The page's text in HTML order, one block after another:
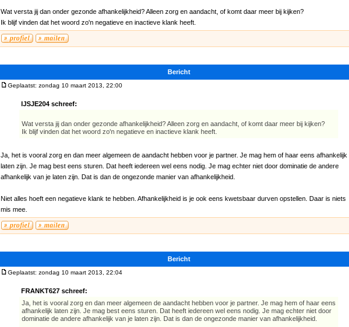
Wat versta jij dan onder gezonde afhankelijkheid? Alleen zorg en aandacht, of komt daar meer bij kijken?
Ik blijf vinden dat het woord zo'n negatieve en inactieve klank heeft.
Bericht
Geplaatst: zondag 10 maart 2013, 22:00
IJSJE204 schreef:
Wat versta jij dan onder gezonde afhankelijkheid? Alleen zorg en aandacht, of komt daar meer bij kijken?
Ik blijf vinden dat het woord zo'n negatieve en inactieve klank heeft.
Ja, het is vooral zorg en dan meer algemeen de aandacht hebben voor je partner. Je mag hem of haar eens afhankelijk
laten zijn. Je mag best eens sturen. Dat heeft iedereen wel eens nodig. Je mag echter niet door dominatie de andere
afhankelijk van je laten zijn. Dat is dan de ongezonde manier van afhankelijkheid.
Niet alles hoeft een negatieve klank te hebben. Afhankelijkheid is je ook eens kwetsbaar durven opstellen. Daar is niets
mis mee.
Bericht
Geplaatst: zondag 10 maart 2013, 22:04
FRANKT627 schreef:
Ja, het is vooral zorg en dan meer algemeen de aandacht hebben voor je partner. Je mag hem of haar eens
afhankelijk laten zijn. Je mag best eens sturen. Dat heeft iedereen wel eens nodig. Je mag echter niet door
dominatie de andere afhankelijk van je laten zijn. Dat is dan de ongezonde manier van afhankelijkheid.